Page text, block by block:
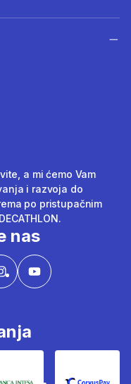
a mi ćemo Vam
i razvoja do
po pristupačnim
nas